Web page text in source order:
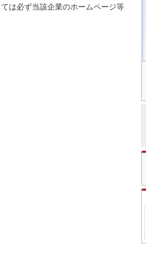
は必ず当該企業のホームページ等